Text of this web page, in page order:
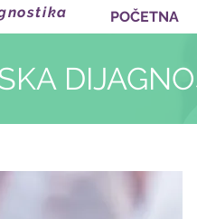
POČETNA